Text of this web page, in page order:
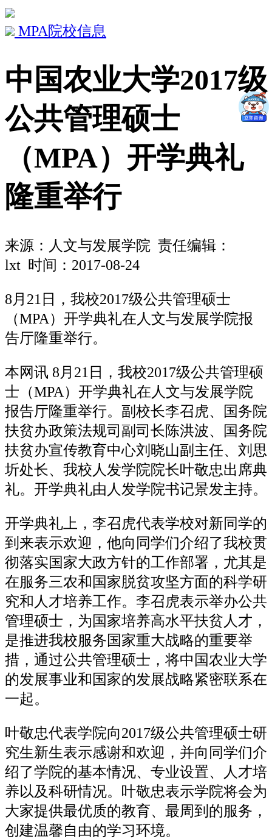
MPA院校信息
中国农业大学2017级
公共管理硕士
（MPA）开学典礼
隆重举行
来源： 人文与发展学院 责任编辑：
lxt 时间：2017-08-24
8月21日，我校2017级公共管理硕士
（MPA）开学典礼在人文与发展学院报
告厅隆重举行。
本网讯 8月21日，我校2017级公共管理硕
士（MPA）开学典礼在人文与发展学院
报告厅隆重举行。副校长李召虎、国务院
扶贫办政策法规司副司长陈洪波、国务院
扶贫办宣传教育中心刘晓山副主任、刘思
圻处长、我校人发学院院长叶敬忠出席典
礼。开学典礼由人发学院书记景发主持。
开学典礼上，李召虎代表学校对新同学的
到来表示欢迎，他向同学们介绍了我校贯
彻落实国家大政方针的工作部署，尤其是
在服务三农和国家脱贫攻坚方面的科学研
究和人才培养工作。李召虎表示举办公共
管理硕士，为国家培养高水平扶贫人才，
是推进我校服务国家重大战略的重要举
措，通过公共管理硕士，将中国农业大学
的发展事业和国家的发展战略紧密联系在
一起。
叶敬忠代表学院向2017级公共管理硕士研
究生新生表示感谢和欢迎，并向同学们介
绍了学院的基本情况、专业设置、人才培
养以及科研情况。叶敬忠表示学院将会为
大家提供最优质的教育、最周到的服务，
创建温馨自由的学习环境。